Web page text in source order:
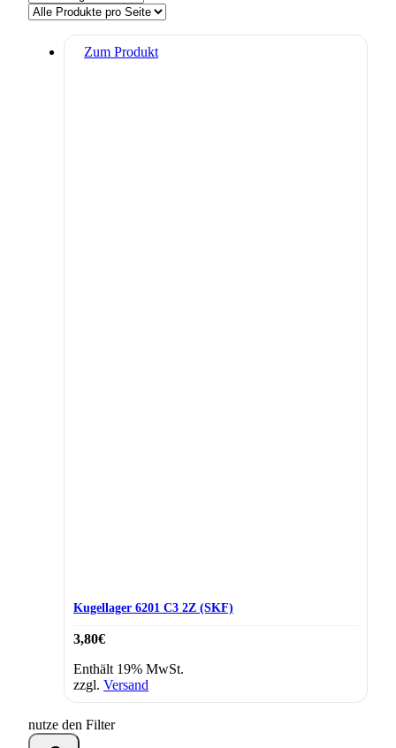
Zum Produkt
Kugellager 6201 C3 2Z (SKF)
3,80€
Enthält 19% MwSt.
zzgl. Versand
nutze den Filter